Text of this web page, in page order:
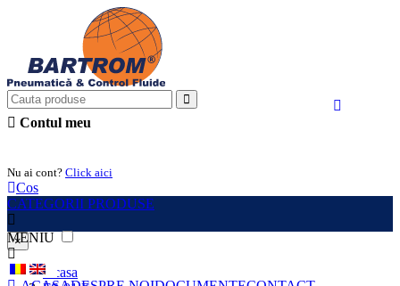
Contul meu
Nu ai cont? Click aici
Cos
CATEGORII PRODUSE
MENIU
×
Acasa